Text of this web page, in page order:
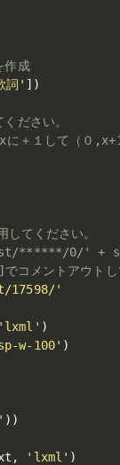
作成
詞' ] )
ださい。
＋１して（０
てください。
******/0/' +
コメントアウトし
17598/'
'lxml' )
w-100' )
) )
, 'lxml' )